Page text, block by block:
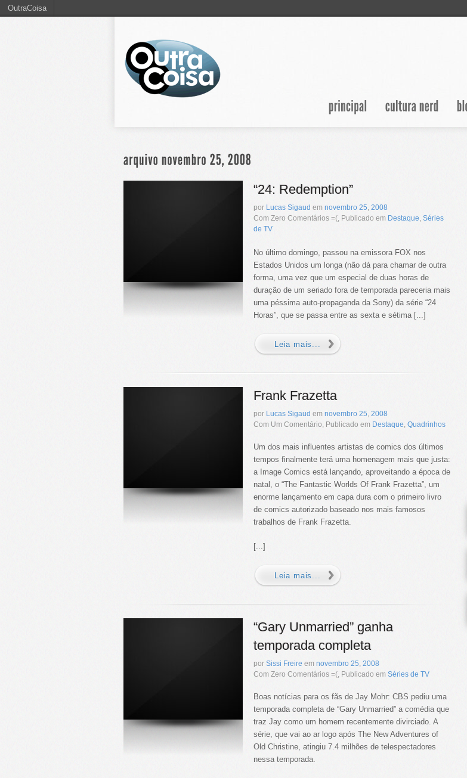
“24: Redemption”
por Lucas Sigaud em novembro 25, 2008
Com Zero Comentários =(, Publicado em Destaque, Séries
de TV
No último domingo, passou na emissora FOX nos
Estados Unidos um longa (não dá para chamar de outra
forma, uma vez que um especial de duas horas de
duração de um seriado fora de temporada pareceria mais
uma péssima auto-propaganda da Sony) da série “24
Horas”, que se passa entre as sexta e sétima [...]
Leia mais...
Frank Frazetta
por Lucas Sigaud em novembro 25, 2008
Com Um Comentário, Publicado em Destaque, Quadrinhos
Um dos mais influentes artistas de comics dos últimos
tempos finalmente terá uma homenagem mais que justa:
a Image Comics está lançando, aproveitando a época de
natal, o “The Fantastic Worlds Of Frank Frazetta”, um
enorme lançamento em capa dura com o primeiro livro
de comics autorizado baseado nos mais famosos
trabalhos de Frank Frazetta.
[...]
Leia mais...
“Gary Unmarried” ganha
temporada completa
por Sissi Freire em novembro 25, 2008
Com Zero Comentários =(, Publicado em Séries de TV
Boas notícias para os fãs de Jay Mohr: CBS pediu uma
temporada completa de “Gary Unmarried” a comédia que
traz Jay como um homem recentemente divirciado. A
série, que vai ao ar logo após The New Adventures of
Old Christine, atingiu 7.4 milhões de telespectadores
nessa temporada.
OutraCoisa